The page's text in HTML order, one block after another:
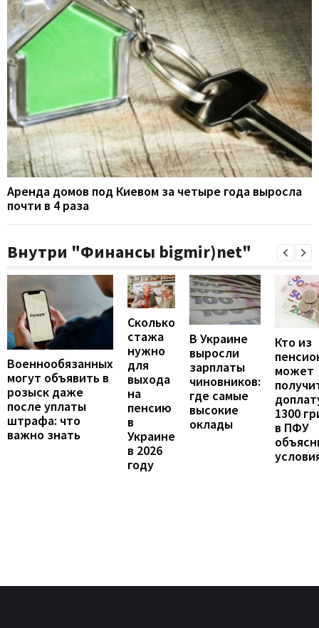
Аренда домов под Киевом за четыре года выросла
почти в 4 раза
Внутри "Финансы bigmir)net"
Военнообязанных
могут объявить в
розыск даже
после уплаты
штрафа: что
важно знать
Сколько
стажа
нужно
для
выхода
на
пенсию
в
Украине
в 2026
году
В Украине
выросли
зарплаты
чиновников:
где самые
высокие
оклады
Кто из
может
1300
в ПФУ